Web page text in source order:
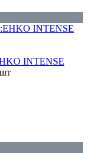
INTENSE